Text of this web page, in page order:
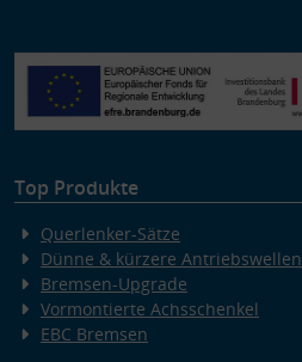
Top Produkte
Querlenker-Sätze
Dünne & kürzere Antriebswellen
Bremsen-Upgrade
Vormontierte Achsschenkel
EBC Bremsen